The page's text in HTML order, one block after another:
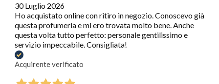
30 Luglio 2026
Ho acquistato online con ritiro in negozio. Conoscevo già
questa profumeria e mi ero trovata molto bene. Anche
questa volta tutto perfetto: personale gentilissimo e
servizio impeccabile. Consigliata!
Acquirente verificato